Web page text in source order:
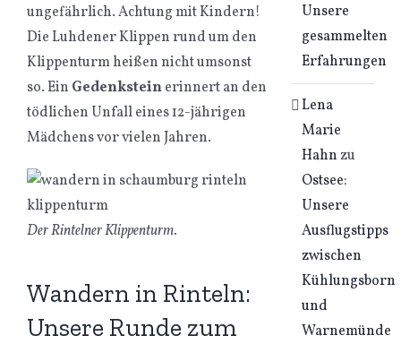
ungefährlich. Achtung mit Kindern!
Die Luhdener Klippen rund um den
Klippenturm heißen nicht umsonst
so. Ein Gedenksteinerinnert an den
tödlichen Unfall eines 12-jährigen
Mädchens vor vielen Jahren.
Der Rintelner Klippenturm.
Wandern in Rinteln:
Unsere Runde zum
Unsere
gesammelten
Erfahrungen
Lena
Marie
Hahnzu
Ostsee:
Unsere
Ausflugstipps
zwischen
Kühlungsborn
und
Warnemünde